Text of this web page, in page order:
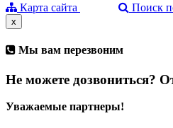
Карта сайта Поиск
x
Мы вам перезвоним
Не можете дозвониться?
Уважаемые партнеры!